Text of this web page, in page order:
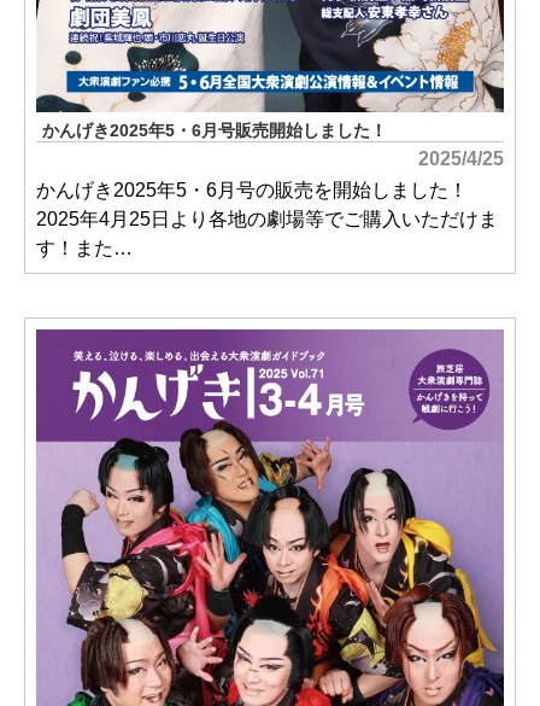
かんげき2025年5・6月号販売開始しました！
2025/4/25
かんげき2025年5・6月号の販売を開始しました！
2025年4月25日より各地の劇場等でご購入いただけま
す！また…